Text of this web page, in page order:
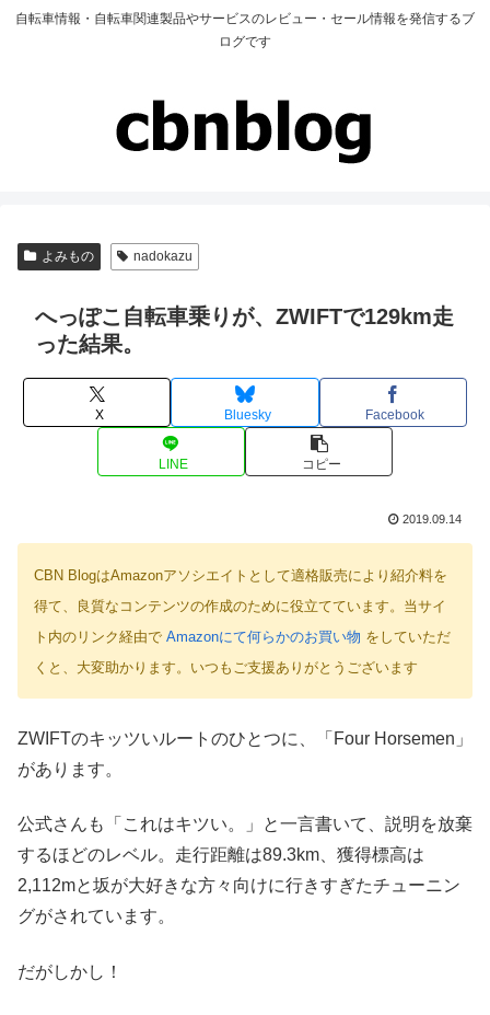
自転車情報・自転車関連製品やサービスのレビュー・セール情報を発信するブ
ログです
よみもの nadokazu
へっぽこ自転車乗りが、ZWIFTで129km走
った結果。
X Bluesky Facebook
LINE コピー
2019.09.14
CBN BlogはAmazonアソシエイトとして適格販売により紹介料を
得て、良質なコンテンツの作成のために役立てています。当サイ
ト内のリンク経由で Amazonにて何らかのお買い物 をしていただ
くと、大変助かります。いつもご支援ありがとうございます
ZWIFTのキッツいルートのひとつに、「Four Horsemen」
があります。
公式さんも「これはキツい。」と一言書いて、説明を放棄
するほどのレベル。走行距離は89.3km、獲得標高は
2,112mと坂が大好きな方々向けに行きすぎたチューニン
グがされています。
だがしかし！